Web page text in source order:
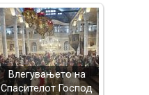
Влегувањето на
Спасителот Господ